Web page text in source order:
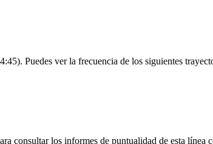
Puedes ver la frecuencia de los siguientes
consultar los informes de puntualidad de esta línea